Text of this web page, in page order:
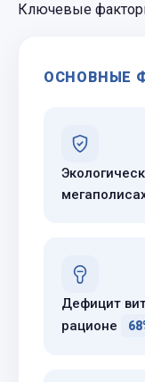
Ключевые
ОСНОВНЫЕ
Дефицит
рационе